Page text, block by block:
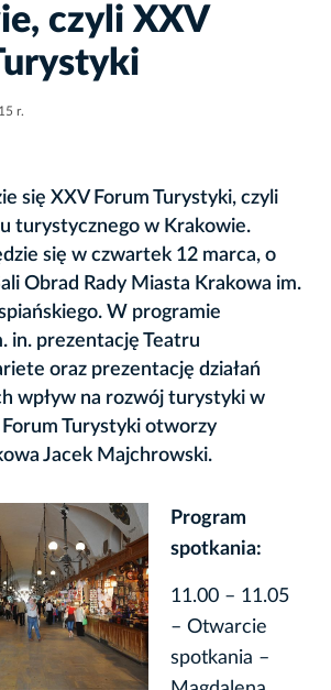
czyli XXV
r.
się XXV Forum Turystyki, czyli
turystycznego w Krakowie.
się w czwartek 12 marca, o
Obrad Rady Miasta Krakowa im.
W programie
in. prezentację Teatru
oraz prezentację działań
wpływ na rozwój turystyki w
Turystyki otworzy
Jacek Majchrowski.
Program
spotkania:
11.00 – 11.05
– Otwarcie
spotkania –